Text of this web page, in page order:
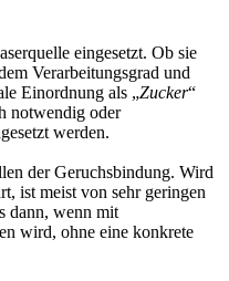
eingesetzt. Ob sie
Verarbeitungsgrad und
Einordnung als „Zucker“
notwendig oder
werden.
der Geruchsbindung. Wird
ist meist von sehr geringen
dann, wenn mit
wird, ohne eine konkrete